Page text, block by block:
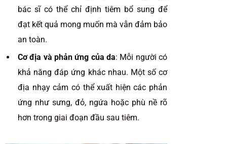
bác sĩ có thể chỉ định tiêm bổ sung để
đạt kết quả mong muốn mà vẫn đảm bảo
an toàn.
Cơ địa và phản ứng của da: Mỗi người có
khả năng đáp ứng khác nhau. Một số cơ
địa nhạy cảm có thể xuất hiện các phản
ứng như sưng, đỏ, ngứa hoặc phù nề rõ
hơn trong giai đoạn đầu sau tiêm.